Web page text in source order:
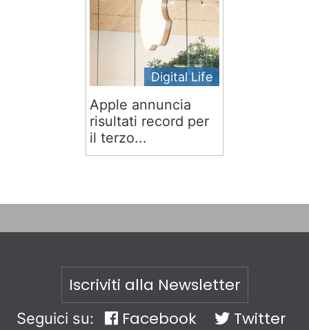
Digital Life
Apple annuncia
risultati record per
il terzo...
Iscriviti alla Newsletter
Seguici su: Facebook
Twitter